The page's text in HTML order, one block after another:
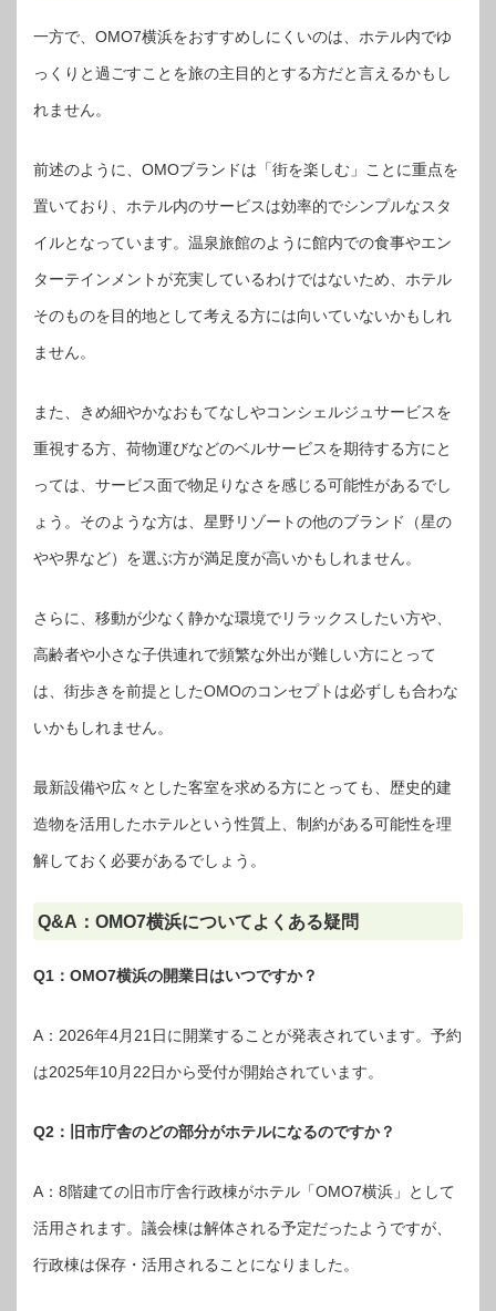
一方で、OMO7横浜をおすすめしにくいのは、ホテル内でゆ
っくりと過ごすことを旅の主目的とする方だと言えるかもし
れません。
前述のように、OMOブランドは「街を楽しむ」ことに重点を
置いており、ホテル内のサービスは効率的でシンプルなスタ
イルとなっています。温泉旅館のように館内での食事やエン
ターテインメントが充実しているわけではないため、ホテル
そのものを目的地として考える方には向いていないかもしれ
ません。
また、きめ細やかなおもてなしやコンシェルジュサービスを
重視する方、荷物運びなどのベルサービスを期待する方にと
っては、サービス面で物足りなさを感じる可能性があるでし
ょう。そのような方は、星野リゾートの他のブランド（星の
やや界など）を選ぶ方が満足度が高いかもしれません。
さらに、移動が少なく静かな環境でリラックスしたい方や、
高齢者や小さな子供連れで頻繁な外出が難しい方にとって
は、街歩きを前提としたOMOのコンセプトは必ずしも合わな
いかもしれません。
最新設備や広々とした客室を求める方にとっても、歴史的建
造物を活用したホテルという性質上、制約がある可能性を理
解しておく必要があるでしょう。
Q&A：OMO7横浜についてよくある疑問
Q1：OMO7横浜の開業日はいつですか？
A：2026年4月21日に開業することが発表されています。予約
は2025年10月22日から受付が開始されています。
Q2：旧市庁舎のどの部分がホテルになるのですか？
A：8階建ての旧市庁舎行政棟がホテル「OMO7横浜」として
活用されます。議会棟は解体される予定だったようですが、
行政棟は保存・活用されることになりました。